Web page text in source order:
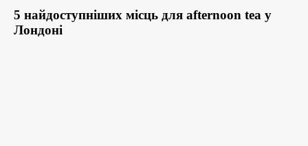
5 найдоступніших місць для afternoon tea у
Лондоні